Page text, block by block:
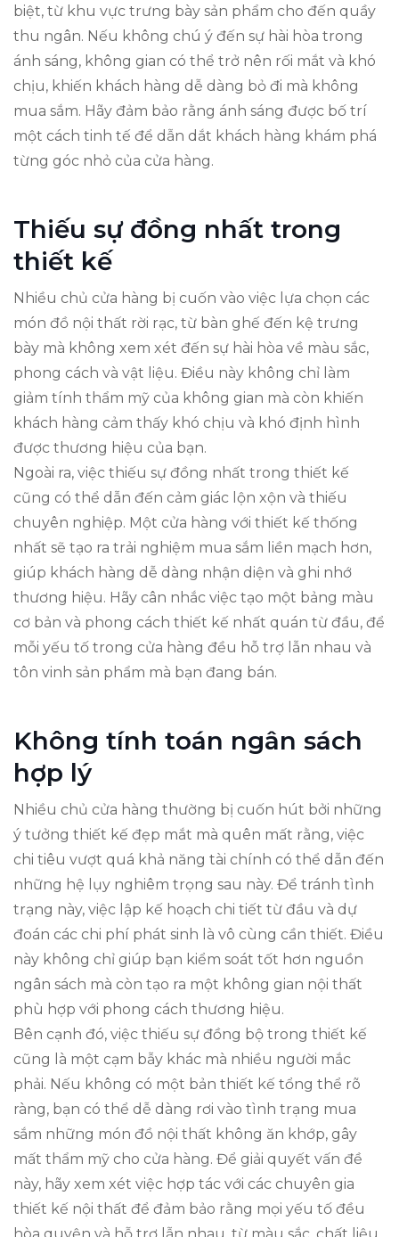
biệt, từ khu vực trưng bày sản phẩm cho đến quầy
thu ngân. Nếu không chú ý đến sự hài hòa trong
ánh sáng, không gian có thể trở nên rối mắt và khó
chịu, khiến khách hàng dễ dàng bỏ đi mà không
mua sắm. Hãy đảm bảo rằng ánh sáng được bố trí
một cách tinh tế để dẫn dắt khách hàng khám phá
từng góc nhỏ của cửa hàng.
Thiếu sự đồng nhất trong
thiết kế
Nhiều chủ cửa hàng bị cuốn vào việc lựa chọn các
món đồ nội thất rời rạc, từ bàn ghế đến kệ trưng
bày mà không xem xét đến sự hài hòa về màu sắc,
phong cách và vật liệu. Điều này không chỉ làm
giảm tính thẩm mỹ của không gian mà còn khiến
khách hàng cảm thấy khó chịu và khó định hình
được thương hiệu của bạn.
Ngoài ra, việc thiếu sự đồng nhất trong thiết kế
cũng có thể dẫn đến cảm giác lộn xộn và thiếu
chuyên nghiệp. Một cửa hàng với thiết kế thống
nhất sẽ tạo ra trải nghiệm mua sắm liền mạch hơn,
giúp khách hàng dễ dàng nhận diện và ghi nhớ
thương hiệu. Hãy cân nhắc việc tạo một bảng màu
cơ bản và phong cách thiết kế nhất quán từ đầu, để
mỗi yếu tố trong cửa hàng đều hỗ trợ lẫn nhau và
tôn vinh sản phẩm mà bạn đang bán.
Không tính toán ngân sách
hợp lý
Nhiều chủ cửa hàng thường bị cuốn hút bởi những
ý tưởng thiết kế đẹp mắt mà quên mất rằng, việc
chi tiêu vượt quá khả năng tài chính có thể dẫn đến
những hệ lụy nghiêm trọng sau này. Để tránh tình
trạng này, việc lập kế hoạch chi tiết từ đầu và dự
đoán các chi phí phát sinh là vô cùng cần thiết. Điều
này không chỉ giúp bạn kiểm soát tốt hơn nguồn
ngân sách mà còn tạo ra một không gian nội thất
phù hợp với phong cách thương hiệu.
Bên cạnh đó, việc thiếu sự đồng bộ trong thiết kế
cũng là một cạm bẫy khác mà nhiều người mắc
phải. Nếu không có một bản thiết kế tổng thể rõ
ràng, bạn có thể dễ dàng rơi vào tình trạng mua
sắm những món đồ nội thất không ăn khớp, gây
mất thẩm mỹ cho cửa hàng. Để giải quyết vấn đề
này, hãy xem xét việc hợp tác với các chuyên gia
thiết kế nội thất để đảm bảo rằng mọi yếu tố đều